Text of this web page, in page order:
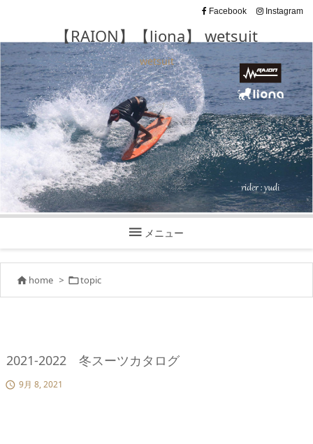
【RAION】【liona】 wetsuit
wetsuit
 メニュー
Facebook Instagram
 home > topic
2021-2022 冬スーツカタログ
 9月 8, 2021